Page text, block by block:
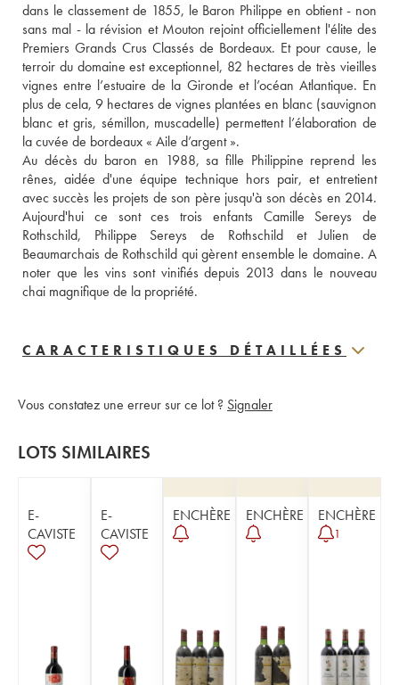
dans le classement de 1855, le Baron Philippe en obtient - non
sans mal - la révision et Mouton rejoint officiellement l'élite des
Premiers Grands Crus Classés de Bordeaux. Et pour cause, le
terroir du domaine est exceptionnel, 82 hectares de très vieilles
vignes entre l’estuaire de la Gironde et l’océan Atlantique. En
plus de cela, 9 hectares de vignes plantées en blanc (sauvignon
blanc et gris, sémillon, muscadelle) permettent l’élaboration de
la cuvée de bordeaux « Aile d’argent ».
Au décès du baron en 1988, sa fille Philippine reprend les
rênes, aidée d'une équipe technique hors pair, et entretient
avec succès les projets de son père jusqu'à son décès en 2014.
Aujourd'hui ce sont ces trois enfants Camille Sereys de
Rothschild, Philippe Sereys de Rothschild et Julien de
Beaumarchais de Rothschild qui gèrent ensemble le domaine. A
noter que les vins sont vinifiés depuis 2013 dans le nouveau
chai magnifique de la propriété.
CARACTERISTIQUES DÉTAILLÉES
Vous constatez une erreur sur ce lot ? Signaler
LOTS SIMILAIRES
E-
CAVISTE
E-
CAVISTE
ENCHÈRE ENCHÈRE ENCHÈRE
1